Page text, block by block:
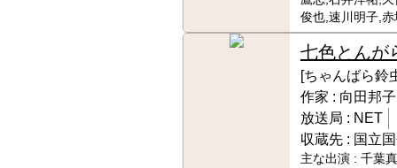
俊也,速川明子,
七色とんが
[ちゃんばら鈴
作家 : 向田邦子
放送局 : NET
収蔵先 : 国立
主な出演 : 千葉